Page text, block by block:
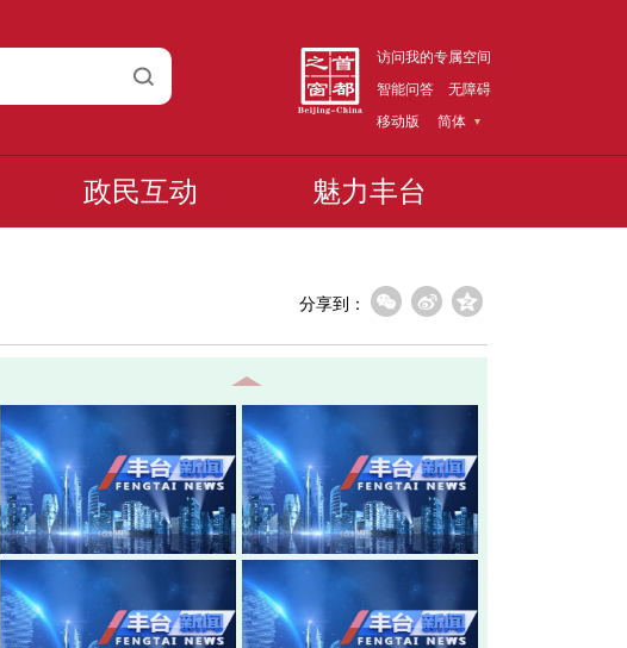
访问我的专属空间
智能问答
无障碍
移动版
简体
政民互动 魅力丰台
分享到：
20260805-丰台新闻